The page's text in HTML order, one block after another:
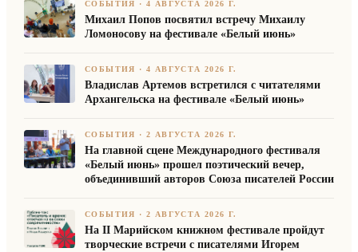
СОБЫТИЯ ·4 АВГУСТА 2026 Г.
Михаил Попов посвятил встречу Михаилу
Ломоносову на фестивале «Белый июнь»
СОБЫТИЯ ·4 АВГУСТА 2026 Г.
Владислав Артемов встретился с читателями
Архангельска на фестивале «Белый июнь»
СОБЫТИЯ ·2 АВГУСТА 2026 Г.
На главной сцене Международного фестиваля
«Белый июнь» прошел поэтический вечер,
объединивший авторов Союза писателей России
СОБЫТИЯ ·2 АВГУСТА 2026 Г.
На II Марийском книжном фестивале пройдут
творческие встречи с писателями Игорем